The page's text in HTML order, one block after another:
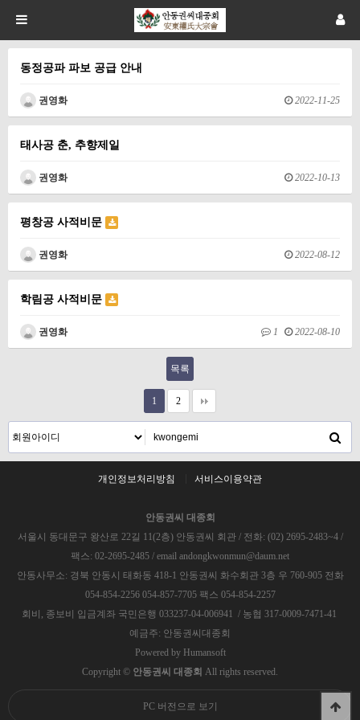
동정공파 파보 공급 안내
권영화 2022-11-25
태사공 춘, 추향제일
권영화 2022-10-13
평창공 사적비문
권영화 2022-08-12
학림공 사적비문
권영화 1 2022-08-10
목록
1 2
개인정보처리방침 서비스이용약관
안동권씨 대종회
서울시 동대문구 왕산로 22길 11(2층) 안동권씨 회관 / 전화: (02) 2695-2483~4 /
팩스: 02-2695-2485 / email andongkwonmun@daum.net
안동사무소: 경북 안동시 태화동 418-1 안동권씨 화수회관 3층 우 760-905 전화
054-854-2256 054-857-7705 팩스 054-854-2257
회비, 종보비 입금계좌 국민은행 033237-04-006941 / 농협 317-0009-7471-41
예금주: 안동권씨대종회
Powered by Humansoft
Copyright © 안동권씨 대종회 All rights reserved.
PC 버전으로 보기